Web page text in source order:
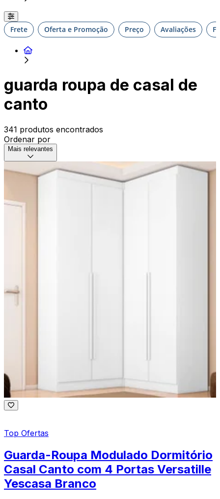
Frete Oferta e Promoção Preço Avaliações
guarda roupa de casal de
canto
341 produtos encontrados
Ordenar por
Mais relevantes
Top Ofertas
Guarda-Roupa Modulado Dormitório
Casal Canto com 4 Portas Versatille
Yescasa Branco